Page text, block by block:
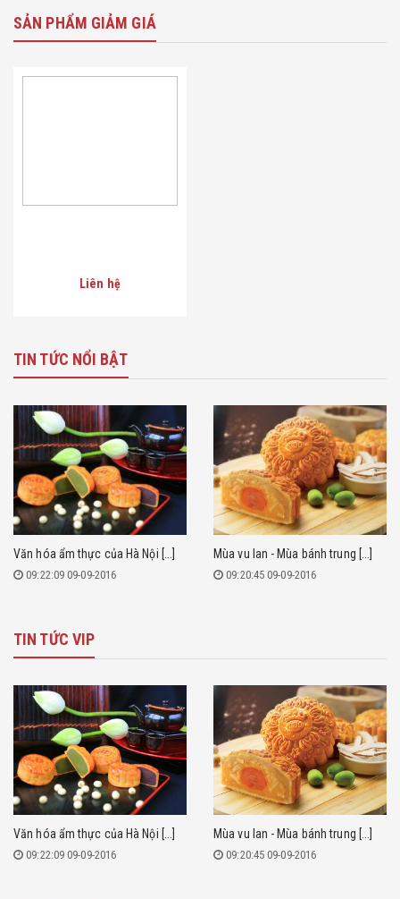
SẢN PHẨM GIẢM GIÁ
Liên hệ
TIN TỨC NỔI BẬT
ẩm thực của Hà Nội [...]
09-09-2016
Mùa vu lan - Mùa bánh trung [...]
09:20:45 09-09-2016
Một số
TIN TỨC VIP
ẩm thực của Hà Nội [...]
09-09-2016
Mùa vu lan - Mùa bánh trung [...]
09:20:45 09-09-2016
Một số